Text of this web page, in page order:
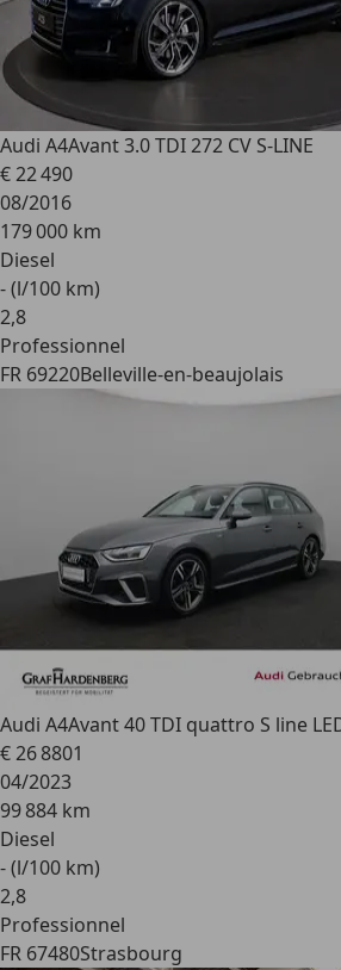
Audi A4Avant 3.0 TDI 272 CV S-LINE
€ 22 490
08/2016
179 000 km
Diesel
- (l/100 km)
2,8
Professionnel
FR 69220Belleville-en-beaujolais
Audi A4Avant 40 TDI quattro S line
€ 26 8801
04/2023
99 884 km
Diesel
- (l/100 km)
2,8
Professionnel
FR 67480Strasbourg